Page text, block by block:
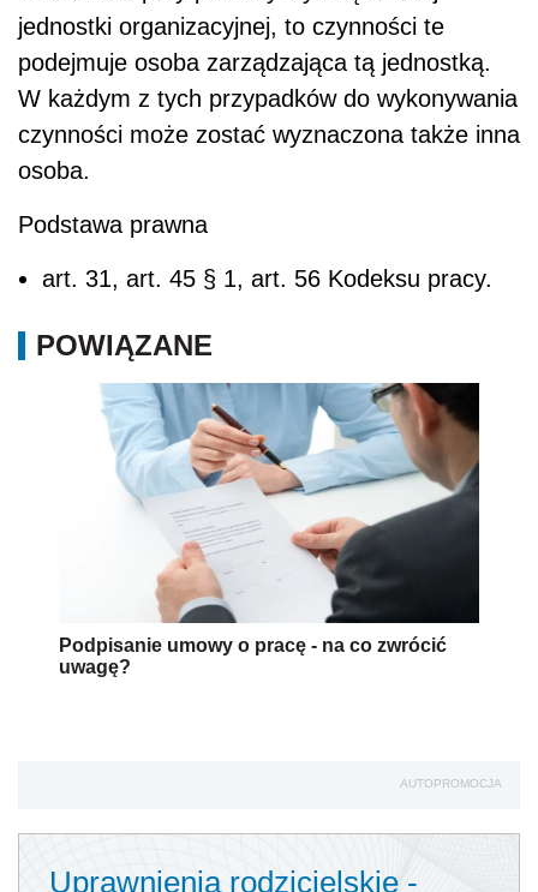
jednostki organizacyjnej, to czynności te
podejmuje osoba zarządzająca tą jednostką.
W każdym z tych przypadków do wykonywania
czynności może zostać wyznaczona także inna
osoba.
Podstawa prawna
art. 31, art. 45 § 1, art. 56 Kodeksu pracy.
POWIĄZANE
Podpisanie umowy o pracę - na co zwrócić
uwagę?
AUTOPROMOCJA
Uprawnienia rodzicielskie -